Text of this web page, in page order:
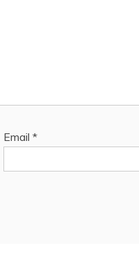
Email *